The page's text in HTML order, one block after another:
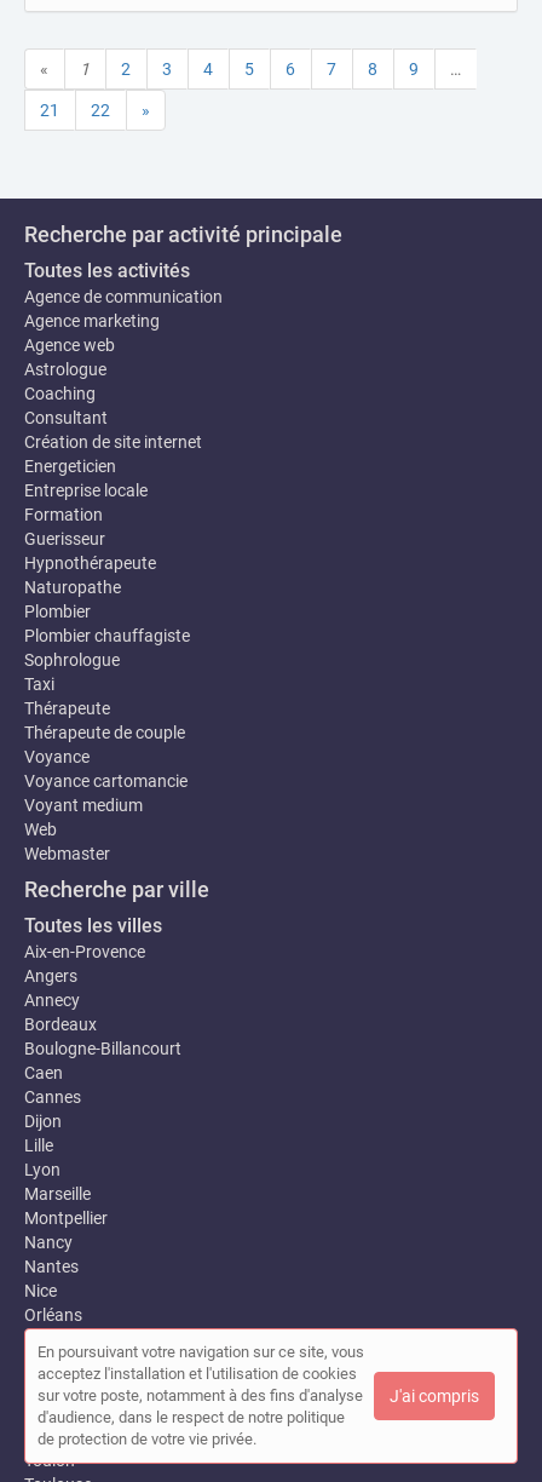
« 1 2 3 4 5 6 7 8 9 …
21 22 »
Recherche par activité principale
Toutes les activités
Agence de communication
Agence marketing
Agence web
Astrologue
Coaching
Consultant
Création de site internet
Energeticien
Entreprise locale
Formation
Guerisseur
Hypnothérapeute
Naturopathe
Plombier
Plombier chauffagiste
Sophrologue
Taxi
Thérapeute
Thérapeute de couple
Voyance
Voyance cartomancie
Voyant medium
Web
Webmaster
Recherche par ville
Toutes les villes
Aix-en-Provence
Angers
Annecy
Bordeaux
Boulogne-Billancourt
Caen
Cannes
Dijon
Lille
Lyon
Marseille
Montpellier
Nancy
Nantes
Nice
Orléans
Perpignan
Rennes
Rouen
Strasbourg
Toulon
En poursuivant votre navigation sur ce site, vous
acceptez l'installation et l'utilisation de cookies
sur votre poste, notamment à des fins d'analyse
d'audience, dans le respect de notre politique
de protection de votre vie privée.
J'ai compris